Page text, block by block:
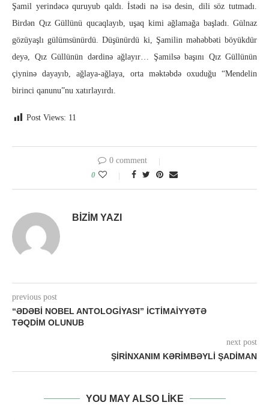
Şamil yerindəcə quruyub qaldı. İstədi nə isə desin, dili söz tutmadı.
Birdən Qız Güllünü qucaqlayıb, uşaq kimi ağlamağa başladı. Gülnaz
gözüyaşlı gülümsünürdü. Düşünürdü ki, Şamilin məhəbbəti böyükdür
deyə, Qız Güllünün dərdinə ağlayır… Şamilsə başını Qız Güllünün
çiyninə dayayıb, ağlaya-ağlaya, orta məktəbdə oxuduğu “Mendelin
birinci qanunu”nu xatırlayırdı.
Post Views: 11
0 comment
0
BIZIM YAZI
previous post
“ƏDƏBI NOBEL ANTOLOGIYASI” ICTIMAIYYƏTƏ
TƏQDIM OLUNUB
next post
ŞIRINXANIM KƏRIMBƏYLI ŞADIMAN
YOU MAY ALSO LIKE